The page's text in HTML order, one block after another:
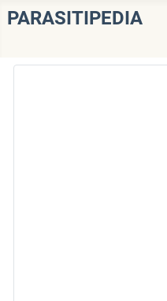
PARASITIPEDIA